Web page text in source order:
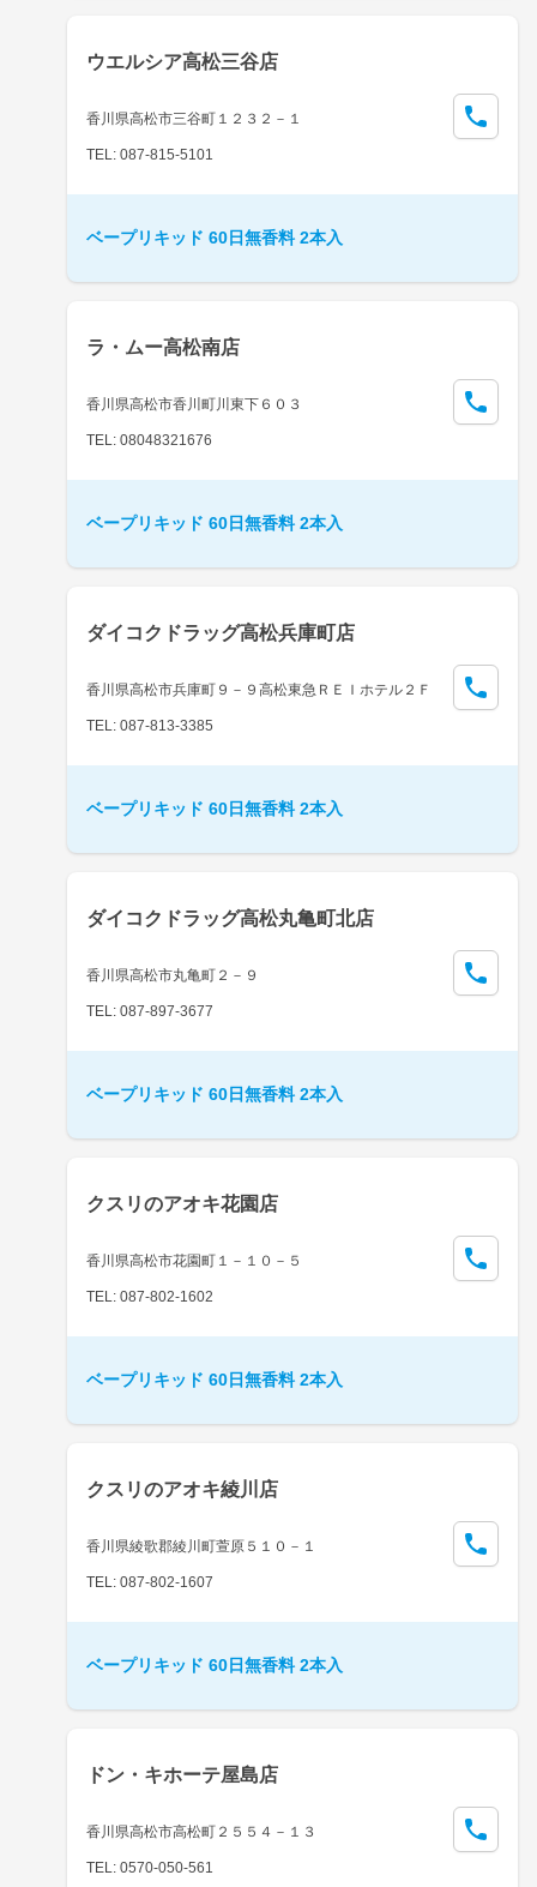
ウエルシア高松三谷店
香川県高松市三谷町１２３２－１
TEL: 087-815-5101
ベープリキッド 60日無香料 2本入
ラ・ムー高松南店
香川県高松市香川町川東下６０３
TEL: 08048321676
ベープリキッド 60日無香料 2本入
ダイコクドラッグ高松兵庫町店
香川県高松市兵庫町９－９高松東急ＲＥＩホテル２Ｆ
TEL: 087-813-3385
ベープリキッド 60日無香料 2本入
ダイコクドラッグ高松丸亀町北店
香川県高松市丸亀町２－９
TEL: 087-897-3677
ベープリキッド 60日無香料 2本入
クスリのアオキ花園店
香川県高松市花園町１－１０－５
TEL: 087-802-1602
ベープリキッド 60日無香料 2本入
クスリのアオキ綾川店
香川県綾歌郡綾川町萱原５１０－１
TEL: 087-802-1607
ベープリキッド 60日無香料 2本入
ドン・キホーテ屋島店
香川県高松市高松町２５５４－１３
TEL: 0570-050-561